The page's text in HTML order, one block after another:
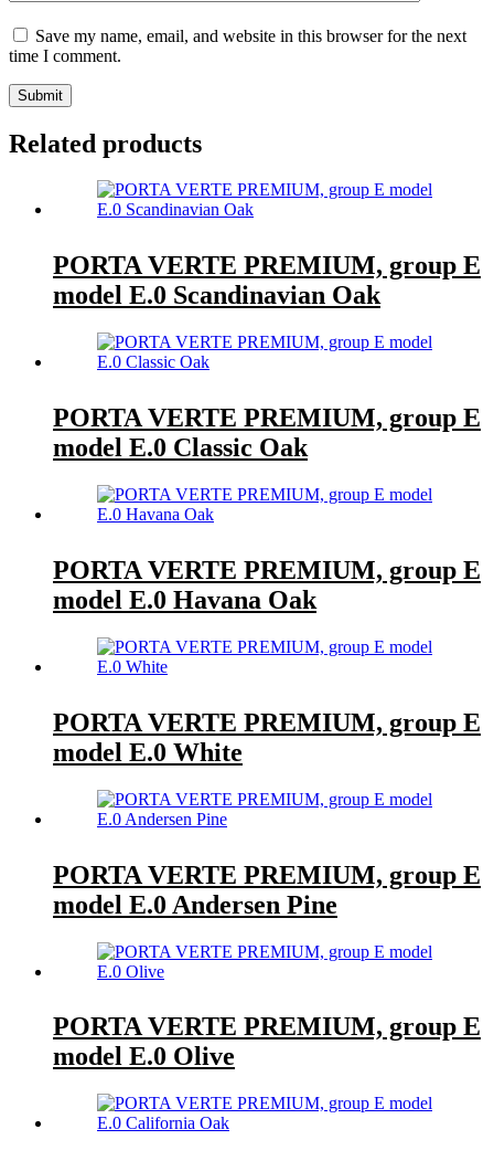
Save my name, email, and website in this browser for the next
time I comment.
Submit
Related products
PORTA VERTE PREMIUM, group E
model E.0 Scandinavian Oak
PORTA VERTE PREMIUM, group E
model E.0 Classic Oak
PORTA VERTE PREMIUM, group E
model E.0 Havana Oak
PORTA VERTE PREMIUM, group E
model E.0 White
PORTA VERTE PREMIUM, group E
model E.0 Andersen Pine
PORTA VERTE PREMIUM, group E
model E.0 Olive